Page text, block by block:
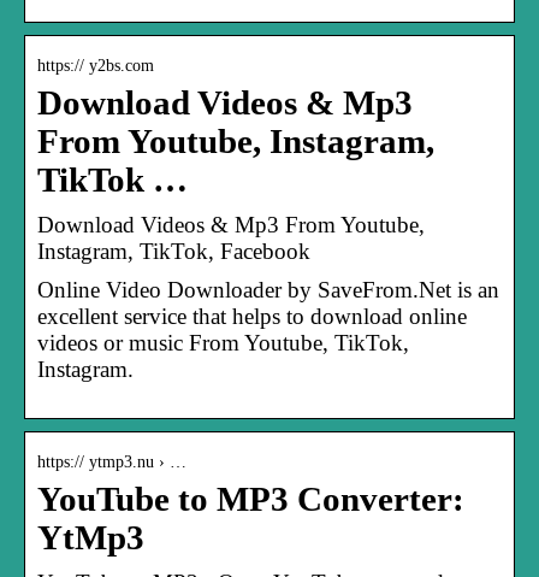
https:// y2bs.com
Download Videos & Mp3
From Youtube, Instagram,
TikTok …
Download Videos & Mp3 From Youtube,
Instagram, TikTok, Facebook
Online Video Downloader by SaveFrom.Net is an
excellent service that helps to download online
videos or music From Youtube, TikTok,
Instagram.
https:// ytmp3.nu › …
YouTube to MP3 Converter:
YtMp3